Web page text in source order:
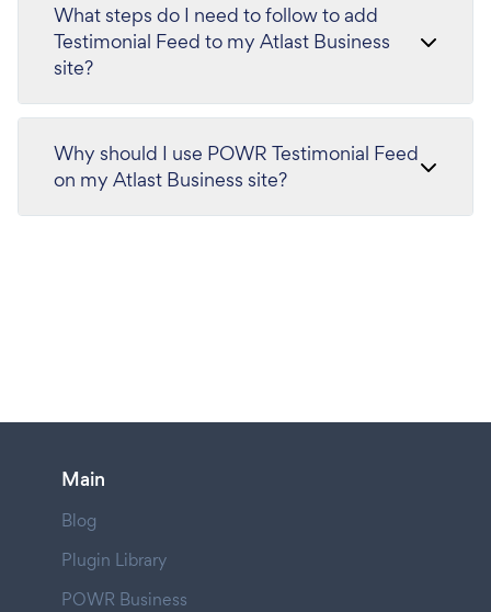
What steps do I need to follow to add
Testimonial Feed to my Atlast Business
site?
Why should I use POWR Testimonial Feed
on my Atlast Business site?
Main
Blog
Plugin Library
POWR Business